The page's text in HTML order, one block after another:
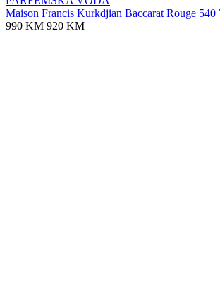
Maison Francis Kurkdjian Baccarat Rouge 540
990 KM 920 KM